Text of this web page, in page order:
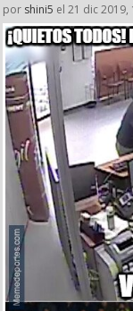
por shini5 el 21 dic 2019,